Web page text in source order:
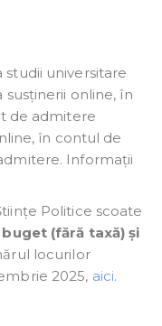
universitare
online, în
de admitere
în contul de
Informații
Politice scoate
buget (fără taxă) și
locurilor
2025, aici.